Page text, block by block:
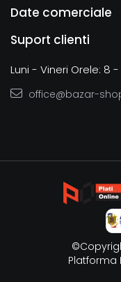
Date comerciale
Suport clienti
Luni - Vineri Orele: 8 -
office@bazar-